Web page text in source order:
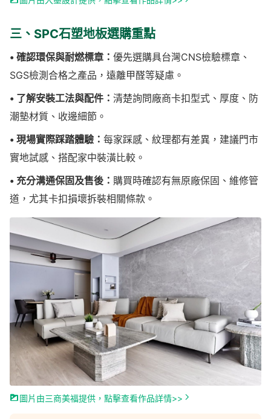
三、SPC石塑地板選購重點
• 確認環保與耐燃標章： 優先選購具台灣CNS檢驗標章、
SGS檢測合格之產品，遠離甲醛等疑慮。
• 了解安裝工法與配件： 清楚詢問廠商卡扣型式、厚度、防
潮墊材質、收邊細節。
• 現場實際踩踏體驗： 每家踩感、紋理都有差異，建議門市
實地試感、搭配家中裝潢比較。
• 充分溝通保固及售後： 購買時確認有無原廠保固、維修管
道，尤其卡扣損壞拆裝相關條款。
圖片由三商美福提供，點擊查看作品詳情>>